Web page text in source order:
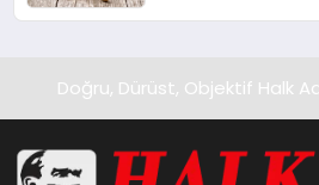
Doğru, Dürüst, Objektif Halk